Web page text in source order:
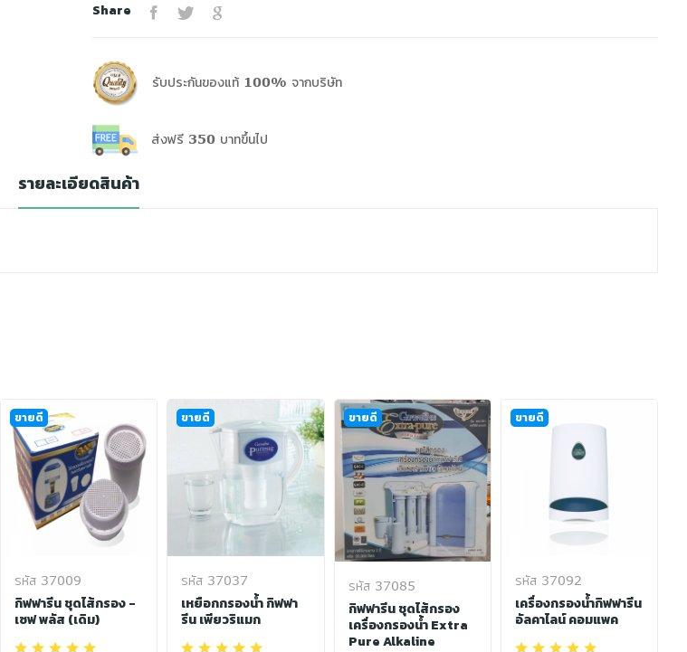
Share
รับประกันของแท้ 100% จากบริษัท
ส่งฟรี 350 บาทขึ้นไป
รายละเอียดสินค้า
ขายดี
รหัส 37009
กิฟฟารีน ชุดไส้กรอง -
เซฟ พลัส (เดิม)
ขายดี
รหัส 37037
เหยือกกรองน้ำ กิฟฟา
รีน เพียวริแมก
ขายดี
รหัส 37085
กิฟฟารีน ชุดไส้กรอง
เครื่องกรองน้ำ Extra
Pure Alkaline
ขายดี
รหัส 37092
เครื่องกรองน้ำกิฟฟารีน
อัลคาไลน์ คอมแพค